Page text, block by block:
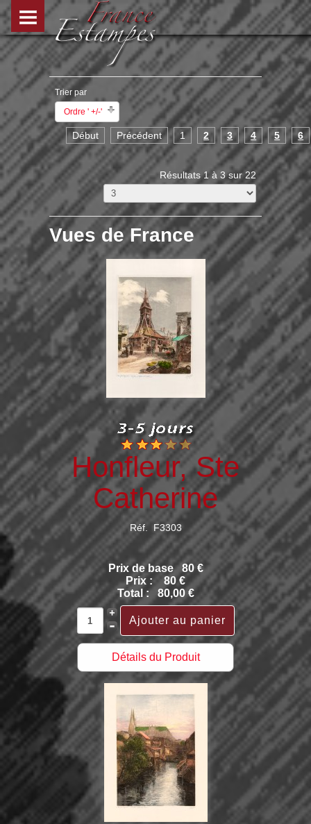
Trier par
Ordre ' +/-'
Début Précédent 1 2 3 4 5 6
Résultats 1 à 3 sur 22
Vues de France
Honfleur, Ste
Catherine
Réf. F3303
Prix de base
80 €
Prix :
80 €
Total :
80,00 €
Détails du Produit